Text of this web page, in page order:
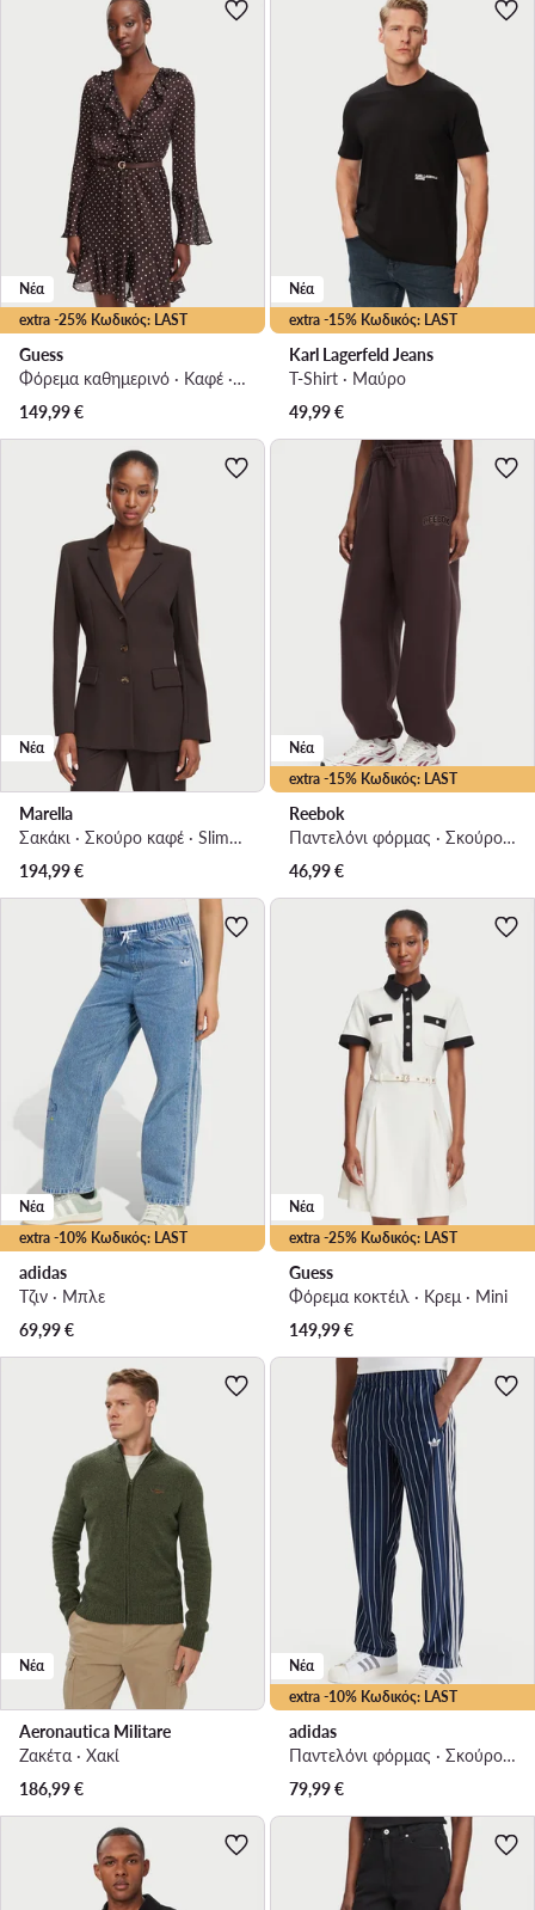
extra -25% Κωδικός: LAST
Νέα
Guess
Φόρεμα καθημερινό · Καφέ · Mini
149,99€
extra -15% Κωδικός: LAST
Νέα
Karl Lagerfeld Jeans
T-Shirt · Μαύρο
49,99€
Νέα
Marella
Σακάκι · Σκούρο καφέ · Slim Fit
194,99€
extra -15% Κωδικός: LAST
Νέα
Reebok
Παντελόνι φόρμας · Σκούρο καφέ · Regular Fit
46,99€
extra -10% Κωδικός: LAST
Νέα
adidas
Τζιν · Μπλε
69,99€
extra -25% Κωδικός: LAST
Νέα
Guess
Φόρεμα κοκτέιλ · Κρεμ · Mini
149,99€
Νέα
Aeronautica Militare
Ζακέτα · Χακί
186,99€
extra -10% Κωδικός: LAST
Νέα
adidas
Παντελόνι φόρμας · Σκούρο μπλε · Regular Fit
79,99€